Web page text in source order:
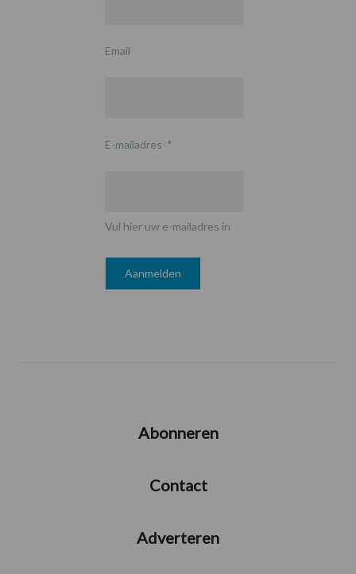
Email
E-mailadres *
Vul hier uw e-mailadres in
Abonneren
Contact
Adverteren